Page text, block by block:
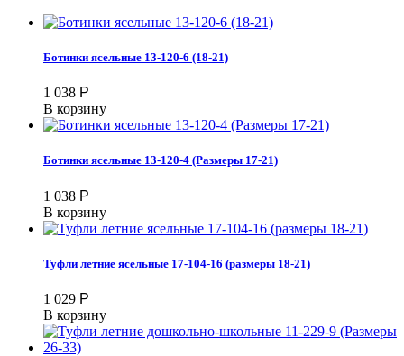
Ботинки ясельные 13-120-6 (18-21)
1 038 Р
В корзину
Ботинки ясельные 13-120-4 (Размеры 17-21)
1 038 Р
В корзину
Туфли летние ясельные 17-104-16 (размеры 18-21)
1 029 Р
В корзину